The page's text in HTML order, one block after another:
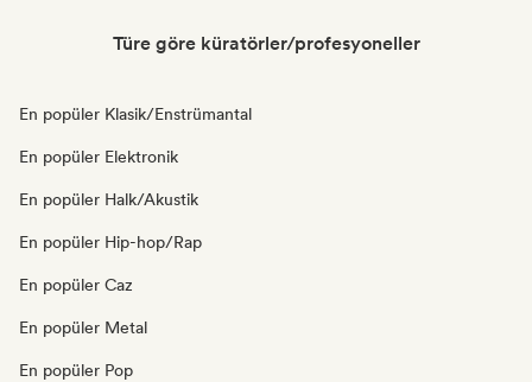
Türe göre küratörler/profesyoneller
En popüler Klasik/Enstrümantal
En popüler Elektronik
En popüler Halk/Akustik
En popüler Hip-hop/Rap
En popüler Caz
En popüler Metal
En popüler Pop